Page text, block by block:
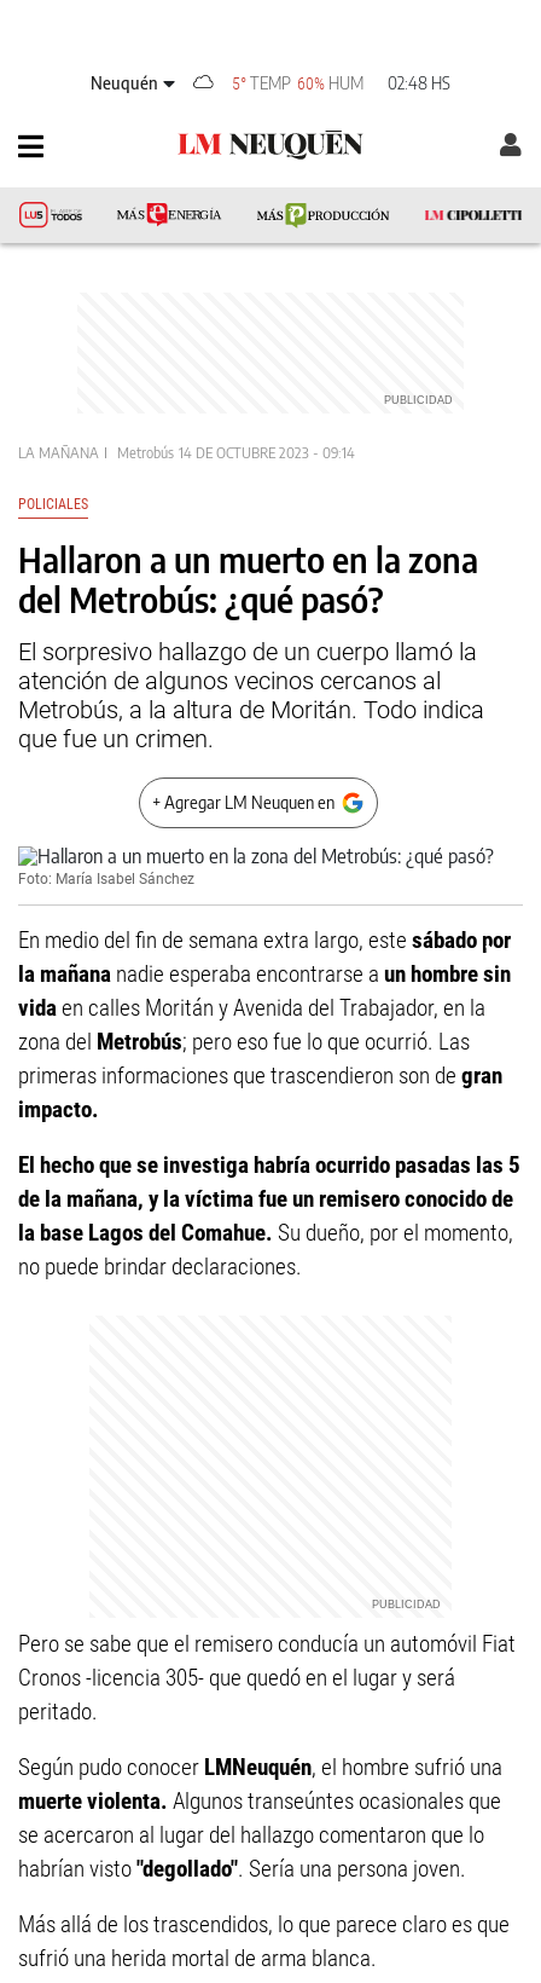
Neuquén 5° TEMP 60% HUM 02:48 HS
LA MAÑANA Metrobús 14 DE OCTUBRE 2023 - 09:14
POLICIALES
Hallaron a un muerto en la zona
del Metrobús: ¿qué pasó?
El sorpresivo hallazgo de un cuerpo llamó la
atención de algunos vecinos cercanos al
Metrobús, a la altura de Moritán. Todo indica
que fue un crimen.
+ Agregar LM Neuquen en
Foto: María Isabel Sánchez
En medio del fin de semana extra largo, este sábado por
la mañana nadie esperaba encontrarse a un hombre sin
vidaen calles Moritán y Avenida del Trabajador, en la
zona del Metrobús; pero eso fue lo que ocurrió. Las
primeras informaciones que trascendieron son de gran
impacto.
El hecho que se investiga habría ocurrido pasadas las 5
de la mañana, y la víctima fue un remisero conocido de
la base Lagos del Comahue. Su dueño, por el momento,
no puede brindar declaraciones.
Pero se sabe que el remisero conducía un automóvil Fiat
Cronos -licencia 305- que quedó en el lugar y será
peritado.
Según pudo conocer LMNeuquén, el hombre sufrió una
muerte violenta. Algunos transeúntes ocasionales que
se acercaron al lugar del hallazgo comentaron que lo
habrían visto"degollado". Sería una persona joven.
Más allá de los trascendidos, lo que parece claro es que
sufrió una herida mortal de arma blanca.